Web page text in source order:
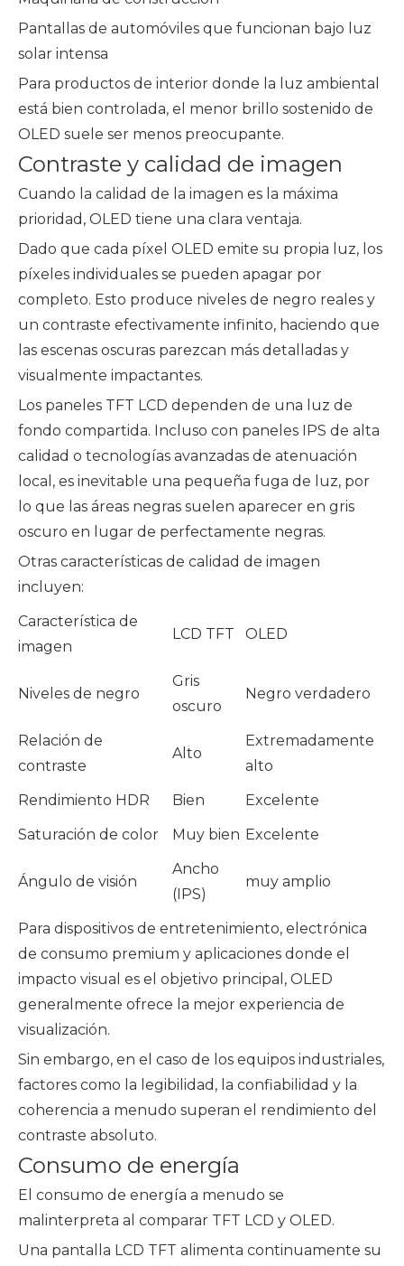
Pantallas de automóviles que funcionan bajo luz
solar intensa
Para productos de interior donde la luz ambiental
está bien controlada, el menor brillo sostenido de
OLED suele ser menos preocupante.
Contraste y calidad de imagen
Cuando la calidad de la imagen es la máxima
prioridad, OLED tiene una clara ventaja.
Dado que cada píxel OLED emite su propia luz, los
píxeles individuales se pueden apagar por
completo. Esto produce niveles de negro reales y
un contraste efectivamente infinito, haciendo que
las escenas oscuras parezcan más detalladas y
visualmente impactantes.
Los paneles TFT LCD dependen de una luz de
fondo compartida. Incluso con paneles IPS de alta
calidad o tecnologías avanzadas de atenuación
local, es inevitable una pequeña fuga de luz, por
lo que las áreas negras suelen aparecer en gris
oscuro en lugar de perfectamente negras.
Otras características de calidad de imagen
incluyen:
Característica de
imagen
LCD TFT OLED
Niveles de negro
Gris
oscuro
Negro verdadero
Relación de
contraste
Alto
Extremadamente
alto
Rendimiento HDR
Bien
Excelente
Saturación de color
Muy bien Excelente
Ángulo de visión
Ancho
(IPS)
muy amplio
Para dispositivos de entretenimiento, electrónica
de consumo premium y aplicaciones donde el
impacto visual es el objetivo principal, OLED
generalmente ofrece la mejor experiencia de
visualización.
Sin embargo, en el caso de los equipos industriales,
factores como la legibilidad, la confiabilidad y la
coherencia a menudo superan el rendimiento del
contraste absoluto.
Consumo de energía
El consumo de energía a menudo se
malinterpreta al comparar TFT LCD y OLED.
Una pantalla LCD TFT alimenta continuamente su